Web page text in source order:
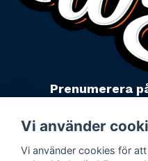
Prenumerera
Powered
Vi använder
Vi använder cookies för